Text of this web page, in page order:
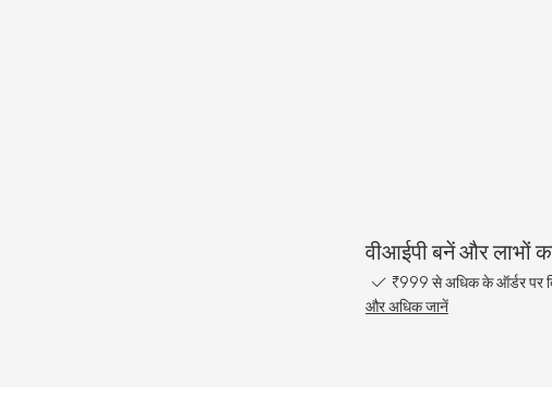
वीआईपी बनें और लाभों
₹999 से अधिक के ऑर्डर पर
और अधिक जानें